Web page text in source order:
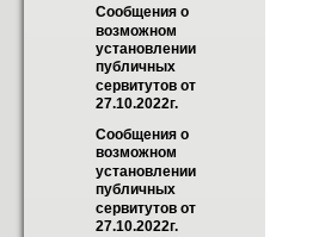
Сообщения о
возможном
установлении
публичных
сервитутов от
27.10.2022г.
Сообщения о
возможном
установлении
публичных
сервитутов от
27.10.2022г.